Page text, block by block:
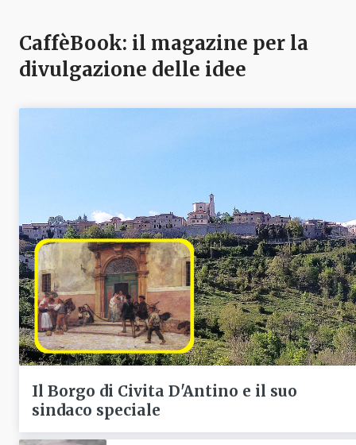
CaffèBook: il magazine per la
divulgazione delle idee
Il Borgo di Civita D'Antino e il suo
sindaco speciale